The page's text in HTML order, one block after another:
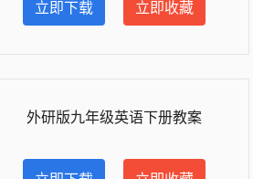
立即下载 立即收藏
外研版九年级英语下册教案